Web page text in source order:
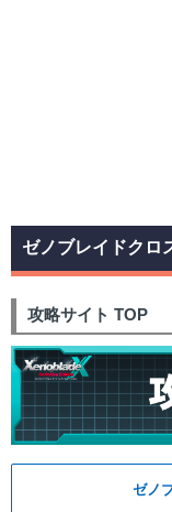
ゼノブレイドクロ
攻略サイト TOP
ゼノ